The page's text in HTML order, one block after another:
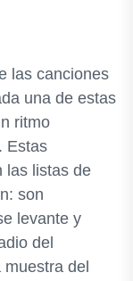
las canciones
una de estas
ritmo
Estas
las listas de
son
levante y
del
del